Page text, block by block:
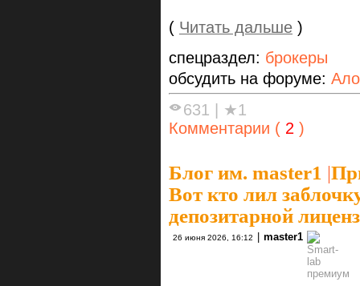
( Читать дальше )
спецраздел: брокеры
обсудить на форуме:
631
★1
Комментарии ( 2 )
Блог им. master1 |
Вот кто лил
депозитарной
26 июня 2026, 16:12 master1